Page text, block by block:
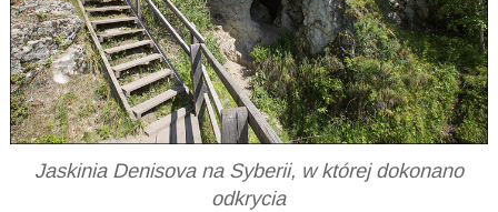
Jaskinia Denisova na Syberii, w której dokonano
odkrycia